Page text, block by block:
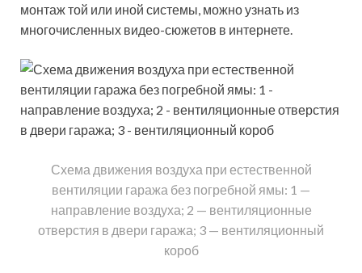
монтаж той или иной системы, можно узнать из
многочисленных видео-сюжетов в интернете.
Схема движения воздуха при естественной
вентиляции гаража без погребной ямы: 1 —
направление воздуха; 2 — вентиляционные
отверстия в двери гаража; 3 — вентиляционный
короб